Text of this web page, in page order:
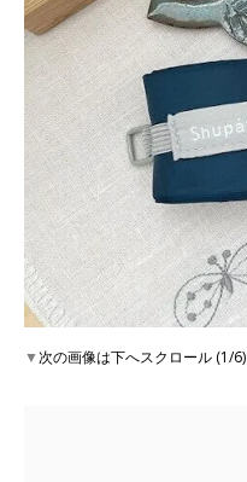
▼次の画像は下へスクロール (1/6)